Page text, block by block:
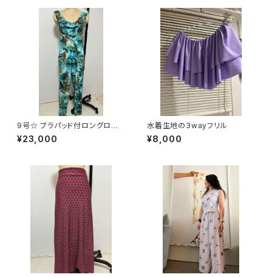
9号☆ ブラパッド付ロングロン
パースドレス
¥23,000
水着生地の3wayフリル
¥8,000